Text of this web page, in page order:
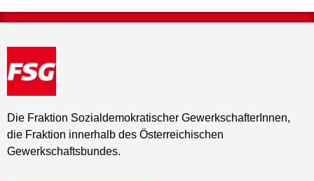
Die Fraktion Sozialdemokratischer GewerkschafterInnen,
die Fraktion innerhalb des Österreichischen
Gewerkschaftsbundes.